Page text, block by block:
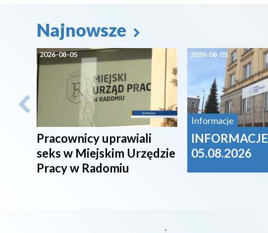
Najnowsze
2026-08-05
Pracownicy uprawiali
seks w Miejskim Urzędzie
Pracy w Radomiu
2026-08-05
Informacje
INFORMACJE
05.08.2026